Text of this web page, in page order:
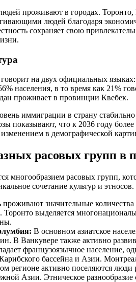
проживают в городах.
людей благодаря
сохраняет свою
на двух официальных
населения, в то время как 21%
проживает в провинции Квебек.
иммиграции в страну стабильно
показывают, что к 2036 году
в демографической
расовых групп в
многообразием расовых групп,
сочетание культур и этносов.
проживают значительные
выделяется
В основном азиатское
В Ванкувере также активно
французоязычное население,
бассейна и Азии.
регионе активно поселяются
Азии. Этническое разнообразие